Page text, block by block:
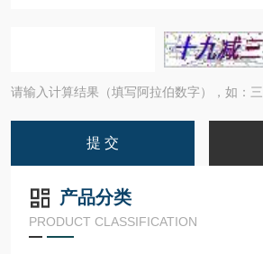
请输入计算结果（填写阿拉伯数字），如：
产品分类
PRODUCT CLASSIFICATION